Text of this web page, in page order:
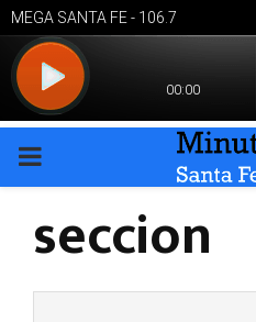
PRIMARY
seccion